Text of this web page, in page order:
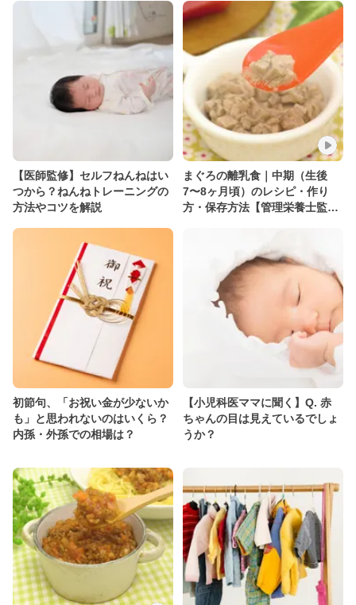
【医師監修】セルフねんねはい
つから？ねんねトレーニングの
方法やコツを解説
まぐろの離乳食｜中期（生後
7〜8ヶ月頃）のレシピ・作り
方・保存方法【管理栄養士監
初節句、「お祝い金が少ないか
も」と思われないのはいくら？
内孫・外孫での相場は？
【小児科医ママに聞く】Q. 赤
ちゃんの目は見えているでしょ
うか？